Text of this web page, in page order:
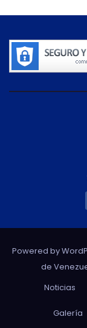
Powered by
de
Noticias
Galería